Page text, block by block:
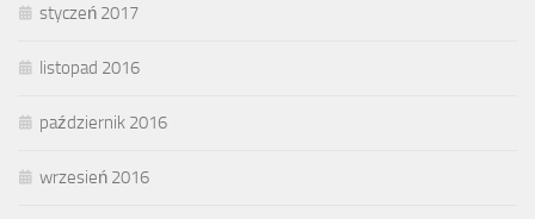
styczeń 2017
listopad 2016
październik 2016
wrzesień 2016